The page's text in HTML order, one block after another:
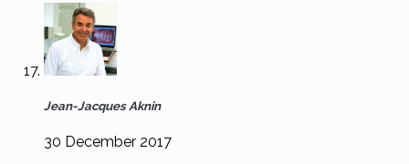
Jean-Jacques Aknin
30 December 2017